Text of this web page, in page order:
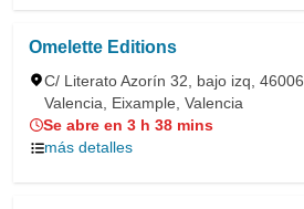
Omelette Editions
C/ Literato Azorín 32, bajo izq, 46006,
Valencia, Eixample, Valencia
Se abre en 3 h 38 mins
más detalles